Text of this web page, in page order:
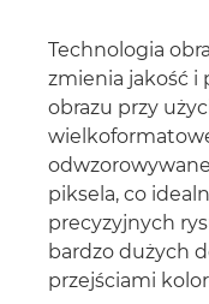
Technologia
zmienia jakość i
obrazu przy
odwzorowywane
piksela, co
precyzyjnych
bardzo dużych
przejściami